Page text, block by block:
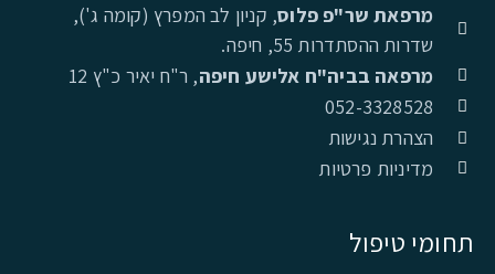
מרפאת שר"פ פלוס, קניון לב המפרץ (קומה ג'),
שדרות ההסתדרות 55, חיפה.
מרפאה בביה"ח אלישע חיפה, ר"ח יאיר כ"ץ 12
052-3328528
הצהרת נגישות
מדיניות פרטיות
תחומי טיפול